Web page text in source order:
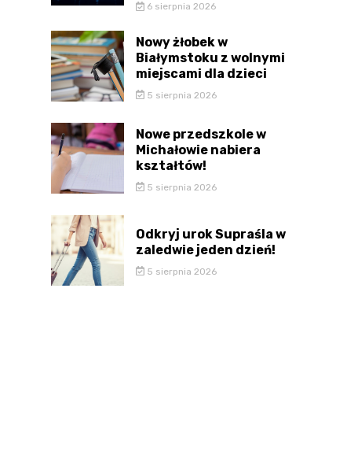
6 sierpnia 2026
Nowy żłobek w
Białymstoku z wolnymi
miejscami dla dzieci
5 sierpnia 2026
Nowe przedszkole w
Michałowie nabiera
kształtów!
5 sierpnia 2026
Odkryj urok Supraśla w
zaledwie jeden dzień!
5 sierpnia 2026